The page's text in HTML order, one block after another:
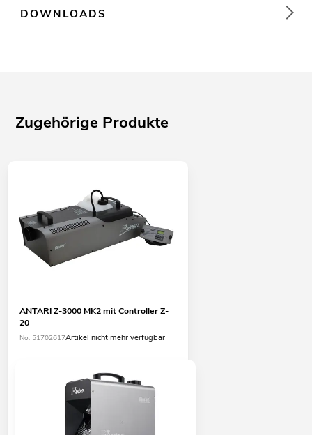
DOWNLOADS
Zugehörige Produkte
ANTARI Z-3000 MK2 mit Controller Z-
20
No. 51702617Artikel nicht mehr verfügbar